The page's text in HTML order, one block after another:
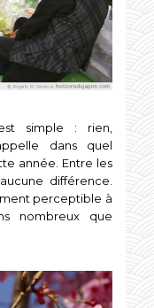
simple : rien,
dans quel
année. Entre les
différence.
perceptible à
nombreux que